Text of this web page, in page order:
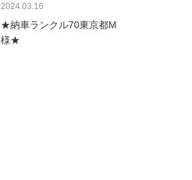
2024.03.16
★納車ランクル70東京都M
様★